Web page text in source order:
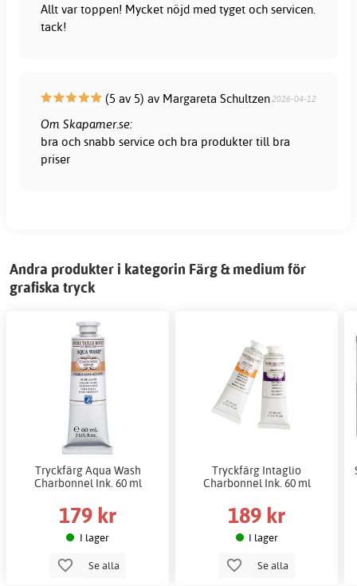
Allt var toppen! Mycket nöjd med tyget och servicen.
tack!
(5 av 5) av Margareta Schultzen2026-04-12
Om Skapamer.se:
bra och snabb service och bra produkter till bra
priser
Andra produkter i kategorin Färg & medium för
grafiska tryck
Tryckfärg Aqua Wash
Charbonnel Ink. 60 ml
179 kr
I lager
Se alla
Tryckfärg Intaglio
Charbonnel Ink. 60 ml
189 kr
I lager
Se alla